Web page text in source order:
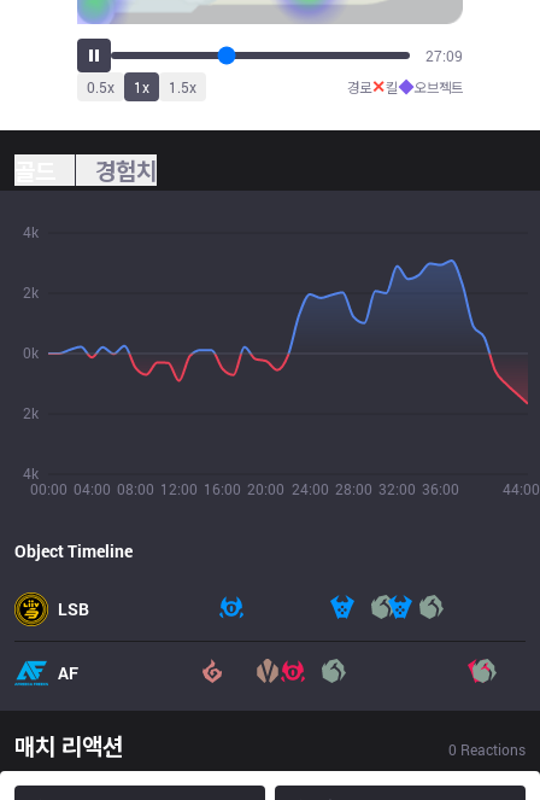
29:58
0.5x 1x 1.5x 경로✕킬◆오브젝트
경험치
00:00 04:00 08:00 12:00 16:00 20:00 24:00 28:00 32:00 36:00 44:00
4k
2k
0k
2k
4k
Object Timeline
LSB
AF
매치 리액션 0 Reactions